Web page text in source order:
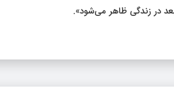
در زندگی ظاهر می‌شود».